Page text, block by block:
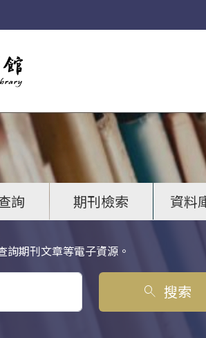
詢 期刊檢索 資料
詢期刊文章等電子資源。
search 搜索